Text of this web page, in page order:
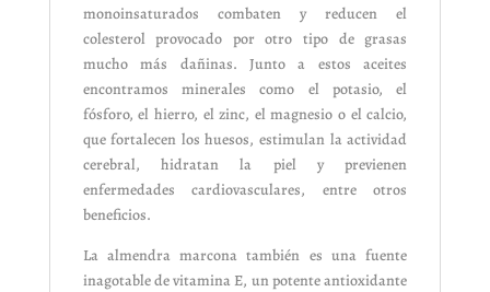
monoinsaturados combaten y reducen el
colesterol provocado por otro tipo de grasas
mucho más dañinas. Junto a estos aceites
encontramos minerales como el potasio, el
fósforo, el hierro, el zinc, el magnesio o el calcio,
que fortalecen los huesos, estimulan la actividad
cerebral, hidratan la piel y previenen
enfermedades cardiovasculares, entre otros
beneficios.
La almendra marcona también es una fuente
inagotable de vitamina E, un potente antioxidante